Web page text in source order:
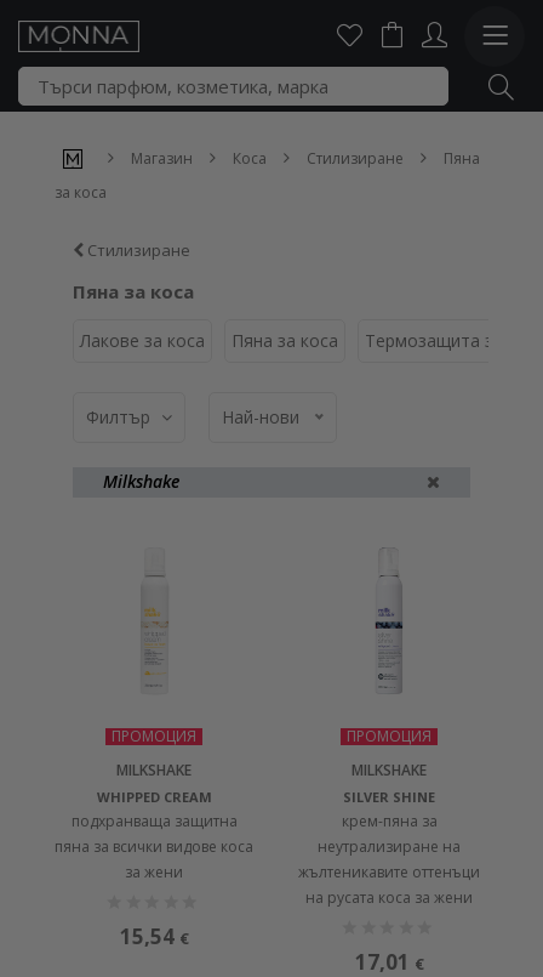
Магазин Коса Стилизиране
Пяна
за коса
Стилизиране
Пяна за коса
Лакове за коса Пяна за коса Термозащита за
Филтър Най-нови
Milkshake
ПРОМОЦИЯ
MILKSHAKE
WHIPPED CREAM
подхранваща защитна
пяна за всички видове коса
за жени
15,54 €
ПРОМОЦИЯ
MILKSHAKE
SILVER SHINE
крем-пяна за
неутрализиране на
жълтеникавите оттенъци
на русата коса за жени
17,01 €